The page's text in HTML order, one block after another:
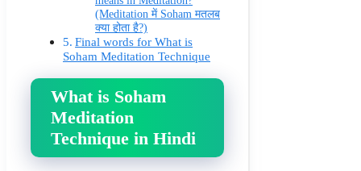
(Meditation में Soham मतलब
क्या होता है?)
Final words for What is
Soham Meditation Technique
What is Soham
Meditation
Technique in Hindi